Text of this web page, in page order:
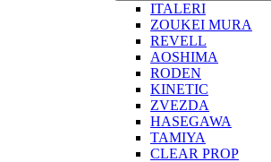
ITALERI
ZOUKEI MURA
REVELL
AOSHIMA
RODEN
KINETIC
ZVEZDA
HASEGAWA
TAMIYA
CLEAR PROP